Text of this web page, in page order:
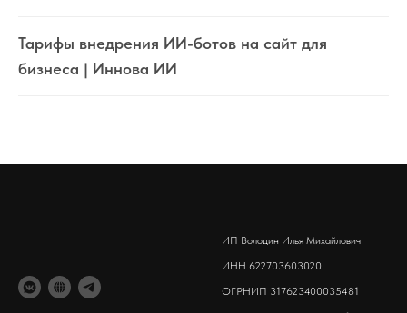
Тарифы внедрения ИИ-ботов на сайт для
бизнеса | Иннова ИИ
ИП Володин Илья Михайлович
ИНН 622703603020
ОГРНИП 317623400035481